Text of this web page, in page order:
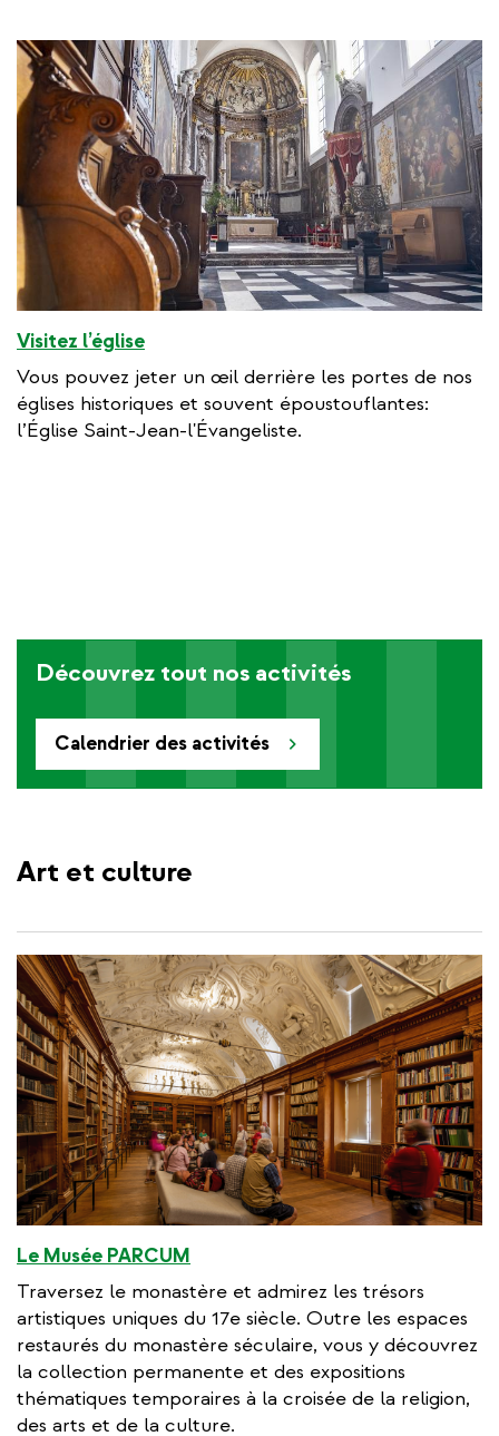
Visitez l’église
Vous pouvez jeter un œil derrière les portes de nos
églises historiques et souvent époustouflantes:
l’Église Saint-Jean-l'Évangeliste.
Calendrier des activités
Découvrez tout nos activités
Art et culture
Le Musée PARCUM
Traversez le monastère et admirez les trésors
artistiques uniques du 17e siècle. Outre les espaces
restaurés du monastère séculaire, vous y découvrez
la collection permanente et des expositions
thématiques temporaires à la croisée de la religion,
des arts et de la culture.